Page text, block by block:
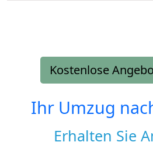
Kostenlose
Ihr Umzug
Erhalten Sie